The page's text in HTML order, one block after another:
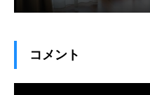
コメント